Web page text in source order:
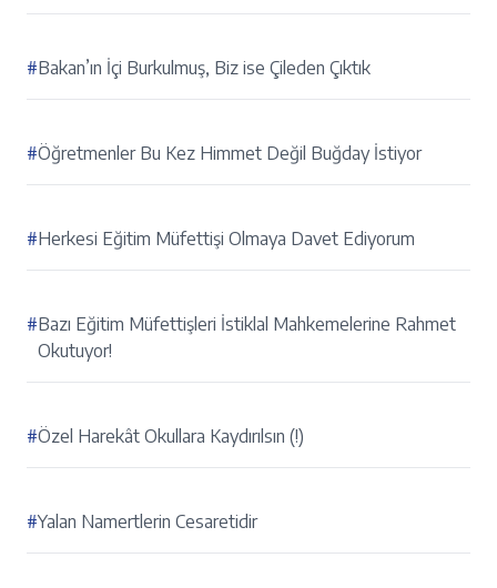
#Bakan’ın İçi Burkulmuş, Biz ise Çileden Çıktık
#Öğretmenler Bu Kez Himmet Değil Buğday İstiyor
#Herkesi Eğitim Müfettişi Olmaya Davet Ediyorum
#Bazı Eğitim Müfettişleri İstiklal Mahkemelerine Rahmet
Okutuyor!
#Özel Harekât Okullara Kaydırılsın (!)
#Yalan Namertlerin Cesaretidir